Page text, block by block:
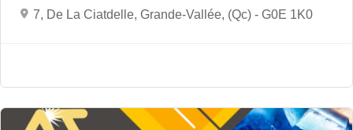
7, De La Ciatdelle, Grande-Vallée, (Qc) - G0E 1K0